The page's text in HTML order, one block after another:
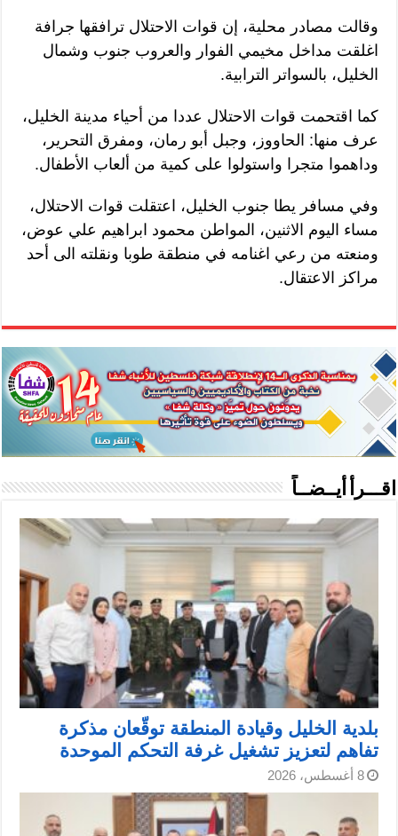
وقالت مصادر محلية، إن قوات الاحتلال ترافقها جرافة
اغلقت مداخل مخيمي الفوار والعروب جنوب وشمال
الخليل، بالسواتر الترابية.
كما اقتحمت قوات الاحتلال عددا من أحياء مدينة الخليل،
عرف منها: الحاووز، وجبل أبو رمان، ومفرق التحرير،
وداهموا متجرا واستولوا على كمية من ألعاب الأطفال.
وفي مسافر يطا جنوب الخليل، اعتقلت قوات الاحتلال،
مساء اليوم الاثنين، المواطن محمود ابراهيم علي عوض،
ومنعته من رعي اغنامه في منطقة طوبا ونقلته الى أحد
مراكز الاعتقال.
اقـــرأ أيــضــاً
بلدية الخليل وقيادة المنطقة توقّعان مذكرة
تفاهم لتعزيز تشغيل غرفة التحكم الموحدة
8 أغسطس، 2026